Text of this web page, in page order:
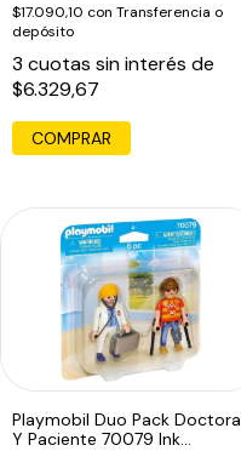
$17.090,10 con Transferencia o
depósito
3 cuotas sin interés de
$6.329,67
Playmobil Duo Pack Doctora
Y Paciente 70079 Ink